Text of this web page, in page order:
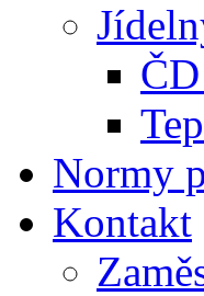
Normy
Kontakt